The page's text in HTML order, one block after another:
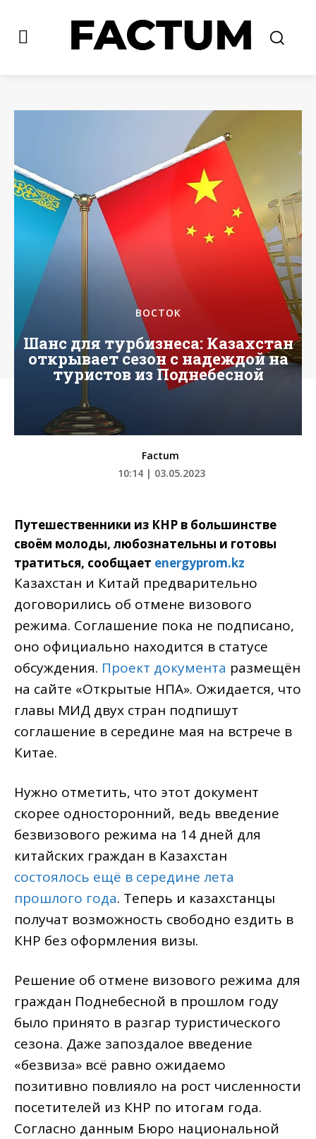
ВОСТОК
Шанс для турбизнеса: Казахстан
открывает сезон с надеждой на
туристов из Поднебесной
Factum
10:14 | 03.05.2023
Путешественники из КНР в большинстве
своём молоды, любознательны и готовы
тратиться, сообщает energyprom.kz
Казахстан и Китай предварительно
договорились об отмене визового
режима. Соглашение пока не подписано,
оно официально находится в статусе
обсуждения. Проект документа размещён
на сайте «Открытые НПА». Ожидается, что
главы МИД двух стран подпишут
соглашение в середине мая на встрече в
Китае.
Нужно отметить, что этот документ
скорее односторонний, ведь введение
безвизового режима на 14 дней для
китайских граждан в Казахстан
состоялось ещё в середине лета
прошлого года. Теперь и казахстанцы
получат возможность свободно ездить в
КНР без оформления визы.
Решение об отмене визового режима для
граждан Поднебесной в прошлом году
было принято в разгар туристического
сезона. Даже запоздалое введение
«безвиза» всё равно ожидаемо
позитивно повлияло на рост численности
посетителей из КНР по итогам года.
Согласно данным Бюро национальной